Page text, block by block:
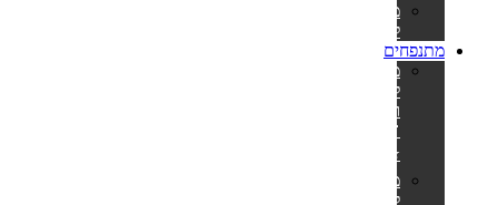
משאבות
לניפוח
מתנפחים
מתנפחים
למסיבות
ואירועים
🎊
⭐
מזרונים
למים